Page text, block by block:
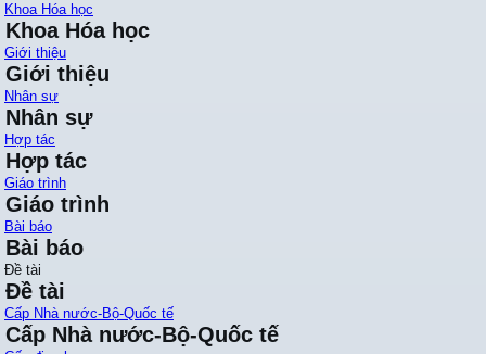
Khoa Hóa học
Khoa Hóa học
Giới thiệu
Giới thiệu
Nhân sự
Nhân sự
Hợp tác
Hợp tác
Giáo trình
Giáo trình
Bài báo
Bài báo
Đề tài
Đề tài
Cấp Nhà nước-Bộ-Quốc tế
Cấp Nhà nước-Bộ-Quốc tế